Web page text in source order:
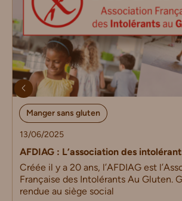
Manger sans gluten
13/06/2025
AFDIAG : L’association des
Créée il y a 20 ans, l’AFDIAG est
Française des Intolérants Au Gluten.
rendue au siège social